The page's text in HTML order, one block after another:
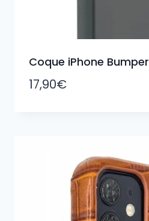
Coque iPhone Bumper
17,90€